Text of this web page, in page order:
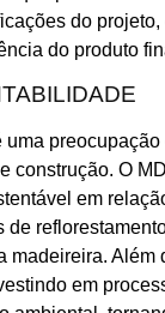
do
do produto
preocupação
construção. O
em
de
madeireira. Além
em